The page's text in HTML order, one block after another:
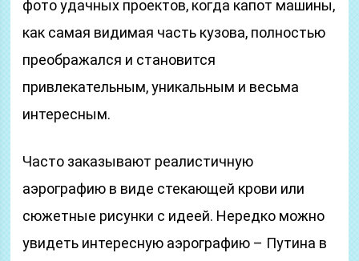
фото удачных проектов, когда капот машины,
как самая видимая часть кузова, полностью
преображался и становится
привлекательным, уникальным и весьма
интересным.
Часто заказывают реалистичную
аэрографию в виде стекающей крови или
сюжетные рисунки с идеей. Нередко можно
увидеть интересную аэрографию – Путина в